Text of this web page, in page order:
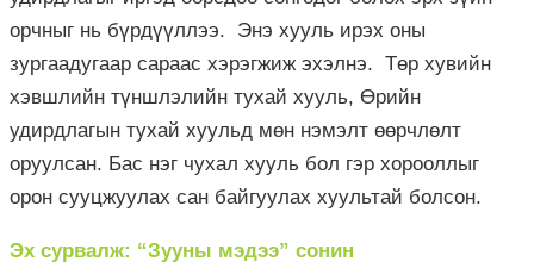
орчныг нь бүрдүүллээ. Энэ хууль ирэх оны
зургаадугаар сараас хэрэгжиж эхэлнэ. Төр хувийн
хэвшлийн түншлэлийн тухай хууль, Өрийн
удирдлагын тухай хуульд мөн нэмэлт өөрчлөлт
оруулсан. Бас нэг чухал хууль бол гэр хорооллыг
орон сууцжуулах сан байгуулах хуультай болсон.
Эх сурвалж: “Зууны мэдээ” сонин